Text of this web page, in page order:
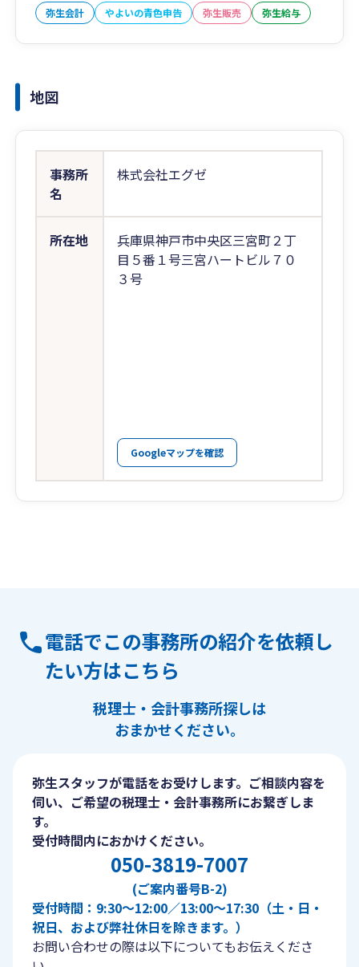
弥生会計 やよいの青色申告 弥生販売 弥生給与
地図
事務所
名
株式会社エグゼ
所在地
兵庫県神戸市中央区三宮町２丁
目５番１号三宮ハートビル７０
３号
Googleマップを確認
電話でこの事務所の紹介を依頼し
たい方はこちら
税理士・会計事務所探しは
おまかせください。
弥生スタッフが電話をお受けします。ご相談内容を
伺い、ご希望の税理士・会計事務所にお繋ぎしま
す。
受付時間内におかけください。
050-3819-7007
(ご案内番号B-2)
受付時間：9:30〜12:00／13:00〜17:30（土・日・
祝日、および弊社休日を除きます。）
お問い合わせの際は以下についてもお伝えくださ